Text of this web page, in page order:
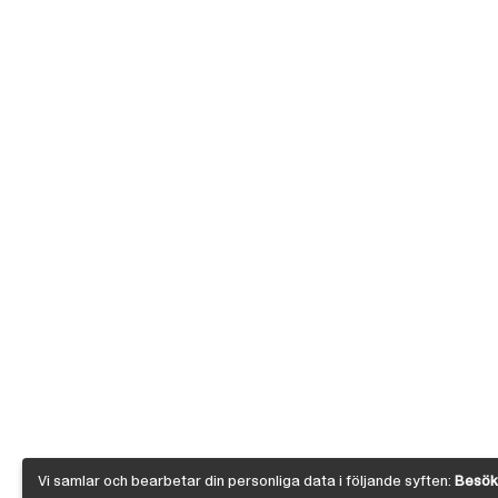
Vi samlar och bearbetar din personliga data i följande syften: